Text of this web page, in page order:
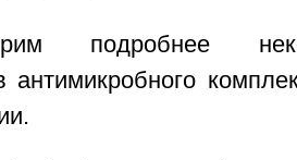
подробнее
антимикробного